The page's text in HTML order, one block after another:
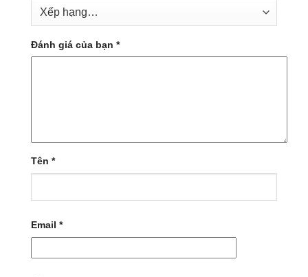
Đánh giá của bạn *
Tên *
Email *